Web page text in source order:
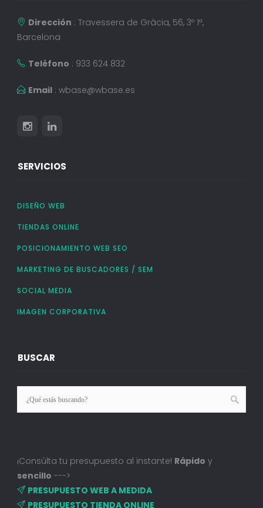
Dirección : Travessera de Gràcia, 56, 3º 1ª,
Barcelona
Teléfono : 933 624 832
Email: wbase@wbase.es
SERVICIOS
DISEÑO WEB
TIENDAS ONLINE
POSICIONAMIENTO WEB SEO
MARKETING DE BUSCADORES / SEM
SOCIAL MEDIA
IMAGEN CORPORATIVA
BUSCAR
¡Consúlta tu presupuesto al instante! Rápido y
sencillo --->
PRESUPUESTO WEB A MEDIDA
PRESUPUESTO TIENDA ONLINE